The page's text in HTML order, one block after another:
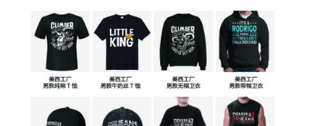
从亚马逊等海外平台收回的每一分钱。企业的“资金
流”将变得完全透明。
第二颗炸弹：
税总17号公告 & 新版A200000申报表 —